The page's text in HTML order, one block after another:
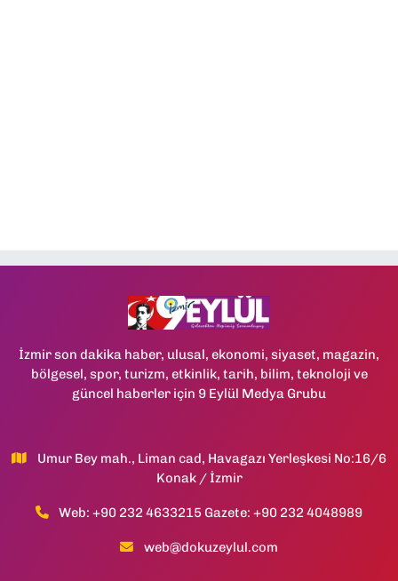
İzmir son dakika haber, ulusal, ekonomi, siyaset, magazin,
bölgesel, spor, turizm, etkinlik, tarih, bilim, teknoloji ve
güncel haberler için 9 Eylül Medya Grubu
Umur Bey mah., Liman cad, Havagazı Yerleşkesi No:16/6
Konak / İzmir
Web: +90 232 4633215 Gazete: +90 232 4048989
web@dokuzeylul.com